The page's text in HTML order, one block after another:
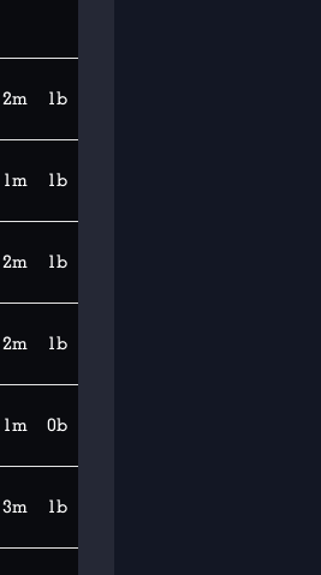
2m 1b
1m 1b
2m 1b
2m 1b
1m 0b
3m 1b